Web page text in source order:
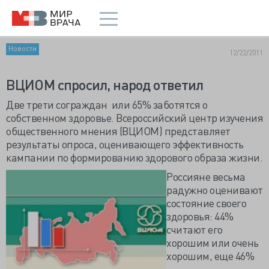
Новости 12/22/2011
ВЦИОМ спросил, народ ответил
Две трети сограждан или 65% заботятся о
собственном здоровье. Всероссийский центр изучения
общественного мнения (ВЦИОМ) представляет
результаты опроса, оценивающего эффективность
кампании по формированию здорового образа жизни.
Россияне весьма
радужно оценивают
состояние своего
здоровья: 44%
считают его
хорошим или очень
хорошим, еще 46%